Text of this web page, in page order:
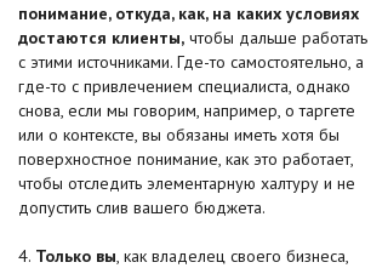
понимание, откуда, как, на каких условиях
достаются клиенты, чтобы дальше работать
с этими источниками. Где-то самостоятельно, а
где-то с привлечением специалиста, однако
снова, если мы говорим, например, о таргете
или о контексте, вы обязаны иметь хотя бы
поверхностное понимание, как это работает,
чтобы отследить элементарную халтуру и не
допустить слив вашего бюджета.
4. Только вы, как владелец своего бизнеса,